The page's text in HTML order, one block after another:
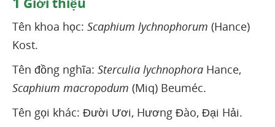
Tên khoa học: Scaphium lychnophorum (Hance)
Kost.
Tên đồng nghĩa: Sterculia lychnophora Hance,
Scaphium macropodum (Miq) Beuméc.
Tên gọi khác: Đười Ươi, Hương Đào, Đại Hải.